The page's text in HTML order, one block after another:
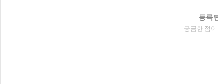
등록
궁금한 점